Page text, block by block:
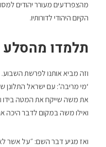
מהצפרדעים מעורר יהודים
הקיום היהודי לדורותיו.
תלמדו מהסלע
וזה מביא אותנו לפרשת
‘מי מריבה’: עם ישראל התלונן
את משה שייקח את המטה בידו
ואילו משה במקום לדבר היכה
ואז מגיע דבר השם: ״על אשר